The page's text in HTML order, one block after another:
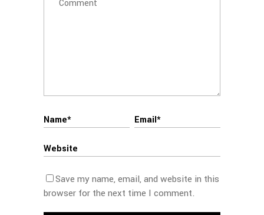
Save my name, email, and website in this
browser for the next time I comment.